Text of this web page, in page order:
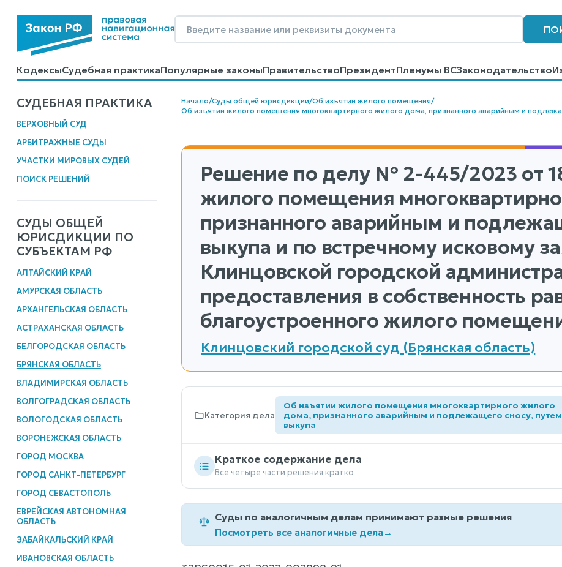
КодексыСудебная практикаПопулярные законыПравительствоПрезидентПленумы ВСЗаконодательство
КалькуляторыСправочные материалыОбразцы договоровКонтактыПомощьПоиск
СУДЕБНАЯ ПРАКТИКА
ВЕРХОВНЫЙ СУД
АРБИТРАЖНЫЕ СУДЫ
УЧАСТКИ МИРОВЫХ СУДЕЙ
ПОИСК РЕШЕНИЙ
СУДЫ ОБЩЕЙ
ЮРИСДИКЦИИ ПО
СУБЪЕКТАМ РФ
АЛТАЙСКИЙ КРАЙ
АМУРСКАЯ ОБЛАСТЬ
АРХАНГЕЛЬСКАЯ ОБЛАСТЬ
АСТРАХАНСКАЯ ОБЛАСТЬ
БЕЛГОРОДСКАЯ ОБЛАСТЬ
БРЯНСКАЯ ОБЛАСТЬ
ВЛАДИМИРСКАЯ ОБЛАСТЬ
ВОЛГОГРАДСКАЯ ОБЛАСТЬ
ВОЛОГОДСКАЯ ОБЛАСТЬ
ВОРОНЕЖСКАЯ ОБЛАСТЬ
ГОРОД МОСКВА
ГОРОД САНКТ-ПЕТЕРБУРГ
ГОРОД СЕВАСТОПОЛЬ
ЕВРЕЙСКАЯ АВТОНОМНАЯ
ОБЛАСТЬ
ЗАБАЙКАЛЬСКИЙ КРАЙ
ИВАНОВСКАЯ ОБЛАСТЬ
Начало/Суды общей юрисдикции/Об изъятии жилого помещения/
Об изъятии жилого помещения многоквартирного жилого дома, признанного аварийным и
Решение по делу № 2-445/2023 от
жилого помещения
признанного аварийным и
выкупа и по встречному исковому
Клинцовской городской
предоставления в собственность
благоустроенного жилого
Клинцовский городской суд (Брянская область)
Категория дела
Об изъятии жилого помещения многоквартирного жилого
дома, признанного аварийным и подлежащего сносу, путем
выкупа
Краткое содержание дела
Все четыре части решения кратко
Суды по аналогичным делам принимают разные решения
Посмотреть все аналогичные дела→